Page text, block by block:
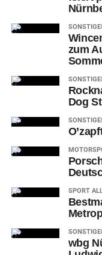
zum
Dog
SPORT
wbg